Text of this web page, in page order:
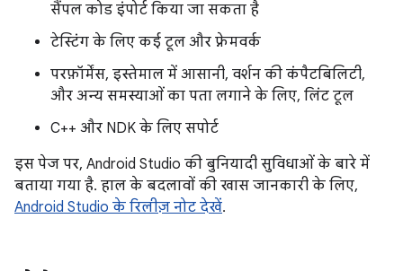
सैंपल कोड इंपोर्ट किया जा सकता है
टेस्टिंग के लिए कई टूल और फ़्रेमवर्क
परफ़ॉर्मेंस, इस्तेमाल में आसानी, वर्शन की कंपैटबिलिटी,
और अन्य समस्याओं का पता लगाने के लिए, लिंट टूल
C++ और NDK के लिए सपोर्ट
इस पेज पर, Android Studio की बुनियादी सुविधाओं के बारे में
बताया गया है. हाल के बदलावों की खास जानकारी के लिए,
Android Studio के रिलीज़ नोट देखें.